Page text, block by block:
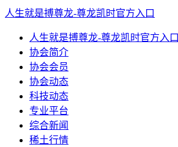
人生就是搏尊龙-尊龙凯时官方入口
人生就是搏尊龙-尊龙凯时官方入口
协会简介
协会会员
协会动态
科技动态
专业平台
综合新闻
稀土行情